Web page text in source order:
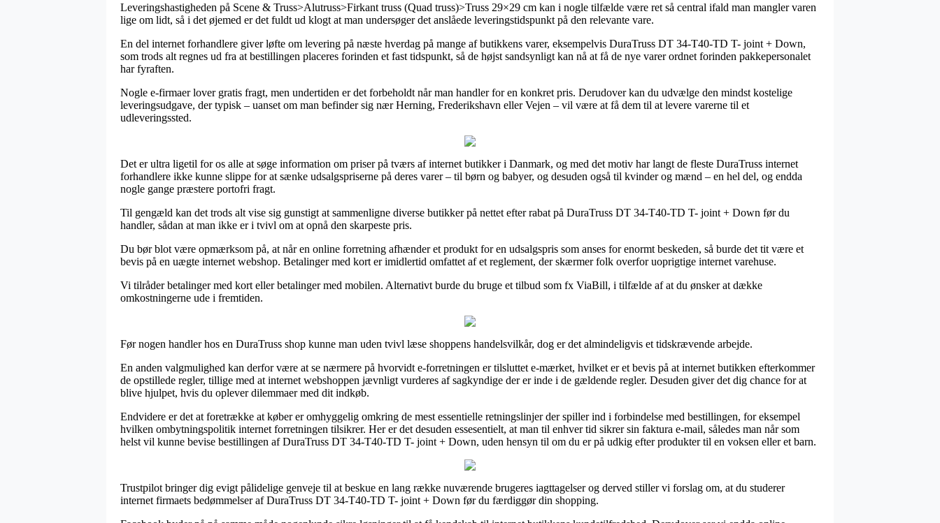
Leveringshastigheden på Scene & Truss>Alutruss>Firkant truss (Quad truss)>Truss 29×29 cm kan i nogle tilfælde være ret så central ifald man mangler varen
lige om lidt, så i det øjemed er det fuldt ud klogt at man undersøger det anslåede leveringstidspunkt på den relevante vare.
En del internet forhandlere giver løfte om levering på næste hverdag på mange af butikkens varer, eksempelvis DuraTruss DT 34-T40-TD T- joint + Down,
som trods alt regnes ud fra at bestillingen placeres forinden et fast tidspunkt, så de højst sandsynligt kan nå at få de nye varer ordnet forinden pakkepersonalet
har fyraften.
Nogle e-firmaer lover gratis fragt, men undertiden er det forbeholdt når man handler for en konkret pris. Derudover kan du udvælge den mindst kostelige
leveringsudgave, der typisk – uanset om man befinder sig nær Herning, Frederikshavn eller Vejen – vil være at få dem til at levere varerne til et
udleveringssted.
Det er ultra ligetil for os alle at søge information om priser på tværs af internet butikker i Danmark, og med det motiv har langt de fleste DuraTruss internet
forhandlere ikke kunne slippe for at sænke udsalgspriserne på deres varer – til børn og babyer, og desuden også til kvinder og mænd – en hel del, og endda
nogle gange præstere portofri fragt.
Til gengæld kan det trods alt vise sig gunstigt at sammenligne diverse butikker på nettet efter rabat på DuraTruss DT 34-T40-TD T- joint + Down før du
handler, sådan at man ikke er i tvivl om at opnå den skarpeste pris.
Du bør blot være opmærksom på, at når en online forretning afhænder et produkt for en udsalgspris som anses for enormt beskeden, så burde det tit være et
bevis på en uægte internet webshop. Betalinger med kort er imidlertid omfattet af et reglement, der skærmer folk overfor uoprigtige internet varehuse.
Vi tilråder betalinger med kort eller betalinger med mobilen. Alternativt burde du bruge et tilbud som fx ViaBill, i tilfælde af at du ønsker at dække
omkostningerne ude i fremtiden.
Før nogen handler hos en DuraTruss shop kunne man uden tvivl læse shoppens handelsvilkår, dog er det almindeligvis et tidskrævende arbejde.
En anden valgmulighed kan derfor være at se nærmere på hvorvidt e-forretningen er tilsluttet e-mærket, hvilket er et bevis på at internet butikken efterkommer
de opstillede regler, tillige med at internet webshoppen jævnligt vurderes af sagkyndige der er inde i de gældende regler. Desuden giver det dig chance for at
blive hjulpet, hvis du oplever dilemmaer med dit indkøb.
Endvidere er det at foretrække at køber er omhyggelig omkring de mest essentielle retningslinjer der spiller ind i forbindelse med bestillingen, for eksempel
hvilken ombytningspolitik internet forretningen tilsikrer. Her er det desuden essesentielt, at man til enhver tid sikrer sin faktura e-mail, således man når som
helst vil kunne bevise bestillingen af DuraTruss DT 34-T40-TD T- joint + Down, uden hensyn til om du er på udkig efter produkter til en voksen eller et barn.
Trustpilot bringer dig evigt pålidelige genveje til at beskue en lang række nuværende brugeres iagttagelser og derved stiller vi forslag om, at du studerer
internet firmaets bedømmelser af DuraTruss DT 34-T40-TD T- joint + Down før du færdiggør din shopping.